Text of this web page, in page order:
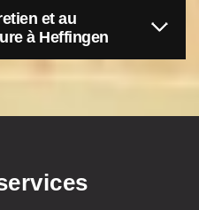
et au
à Heffingen